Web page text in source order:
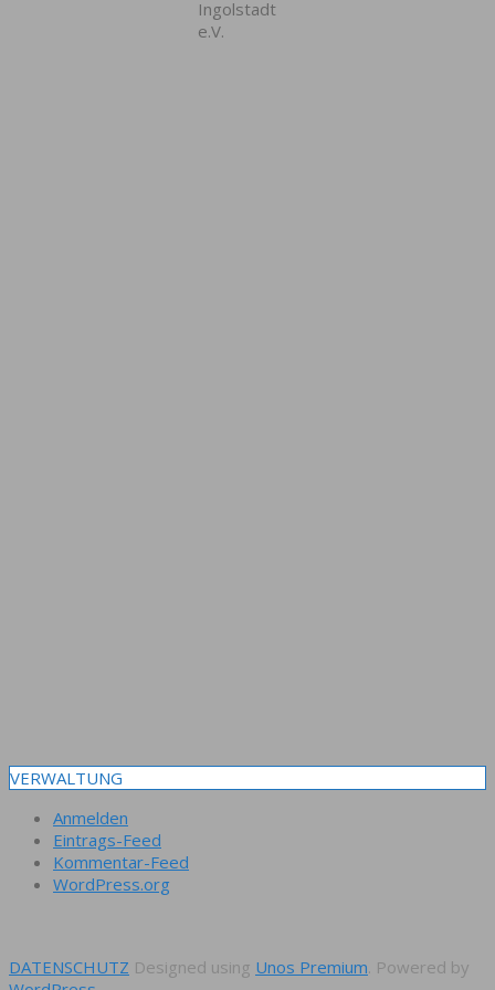
Ingolstadt
e.V.
VERWALTUNG
Anmelden
Eintrags-Feed
Kommentar-Feed
WordPress.org
DATENSCHUTZ Designed using Unos Premium. Powered by